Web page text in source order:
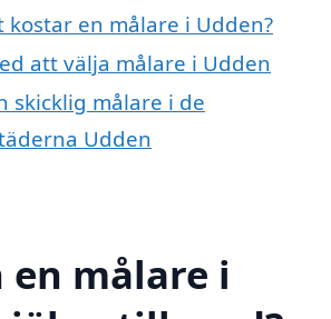
kostar en målare i Udden?
att välja målare i Udden
skicklig målare i de
Udden
en målare i